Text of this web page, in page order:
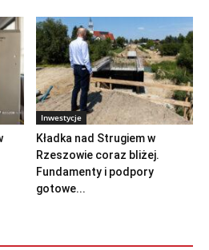
Inwestycje
Kładka nad Strugiem w
Rzeszowie coraz bliżej.
Fundamenty i podpory
gotowe...